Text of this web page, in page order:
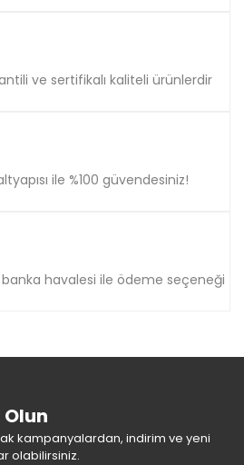
ve sertifikalı kaliteli ürünlerdir
ile %100 güvendesiniz!
banka havalesi ile ödeme seçeneği
kampanyalardan, indirim ve yeni
olabilirsiniz.